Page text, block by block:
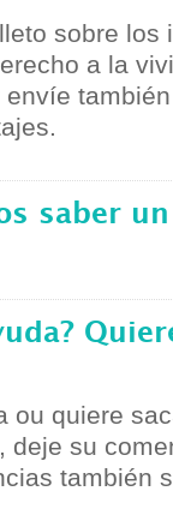
sobre los
a la
saber
ou quiere
deje su
también